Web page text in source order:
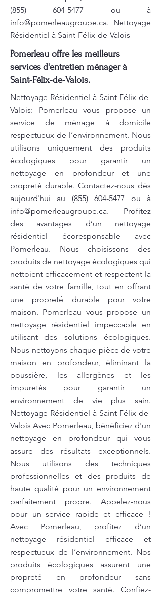
(855) 604-5477 ou à
info@pomerleaugroupe.ca. Nettoyage
Résidentiel à Saint-Félix-de-Valois
Pomerleau offre les meilleurs
services d'entretien ménager à
Saint-Félix-de-Valois.
Nettoyage Résidentiel à Saint-Félix-de-
Valois: Pomerleau vous propose un
service de ménage à domicile
respectueux de l’environnement. Nous
utilisons uniquement des produits
écologiques pour garantir un
nettoyage en profondeur et une
propreté durable. Contactez-nous dès
aujourd'hui au (855) 604-5477 ou à
info@pomerleaugroupe.ca. Profitez
des avantages d’un nettoyage
résidentiel écoresponsable avec
Pomerleau. Nous choisissons des
produits de nettoyage écologiques qui
nettoient efficacement et respectent la
santé de votre famille, tout en offrant
une propreté durable pour votre
maison. Pomerleau vous propose un
nettoyage résidentiel impeccable en
utilisant des solutions écologiques.
Nous nettoyons chaque pièce de votre
maison en profondeur, éliminant la
poussière, les allergènes et les
impuretés pour garantir un
environnement de vie plus sain.
Nettoyage Résidentiel à Saint-Félix-de-
Valois Avec Pomerleau, bénéficiez d'un
nettoyage en profondeur qui vous
assure des résultats exceptionnels.
Nous utilisons des techniques
professionnelles et des produits de
haute qualité pour un environnement
parfaitement propre. Appelez-nous
pour un service rapide et efficace !
Avec Pomerleau, profitez d’un
nettoyage résidentiel efficace et
respectueux de l’environnement. Nos
produits écologiques assurent une
propreté en profondeur sans
compromettre votre santé. Confiez-